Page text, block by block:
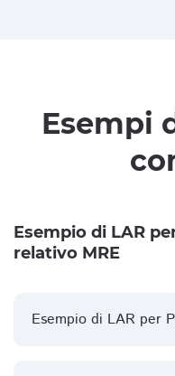
Esempi
Esempio di LAR
relativo MRE
Esempio di LAR per